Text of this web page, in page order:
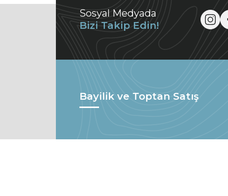
Sosyal Medyada
Bizi Takip Edin!
Bayilik ve Toptan Satış